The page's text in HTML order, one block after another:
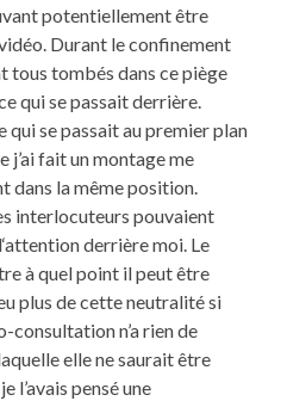
potentiellement être
Durant le confinement
tous tombés dans ce piège
qui se passait derrière.
se passait au premier plan
j’ai fait un montage me
dans la même position.
interlocuteurs pouvaient
derrière moi. Le
à quel point il peut être
plus de cette neutralité si
consultation n’a rien de
elle ne saurait être
l’avais pensé une